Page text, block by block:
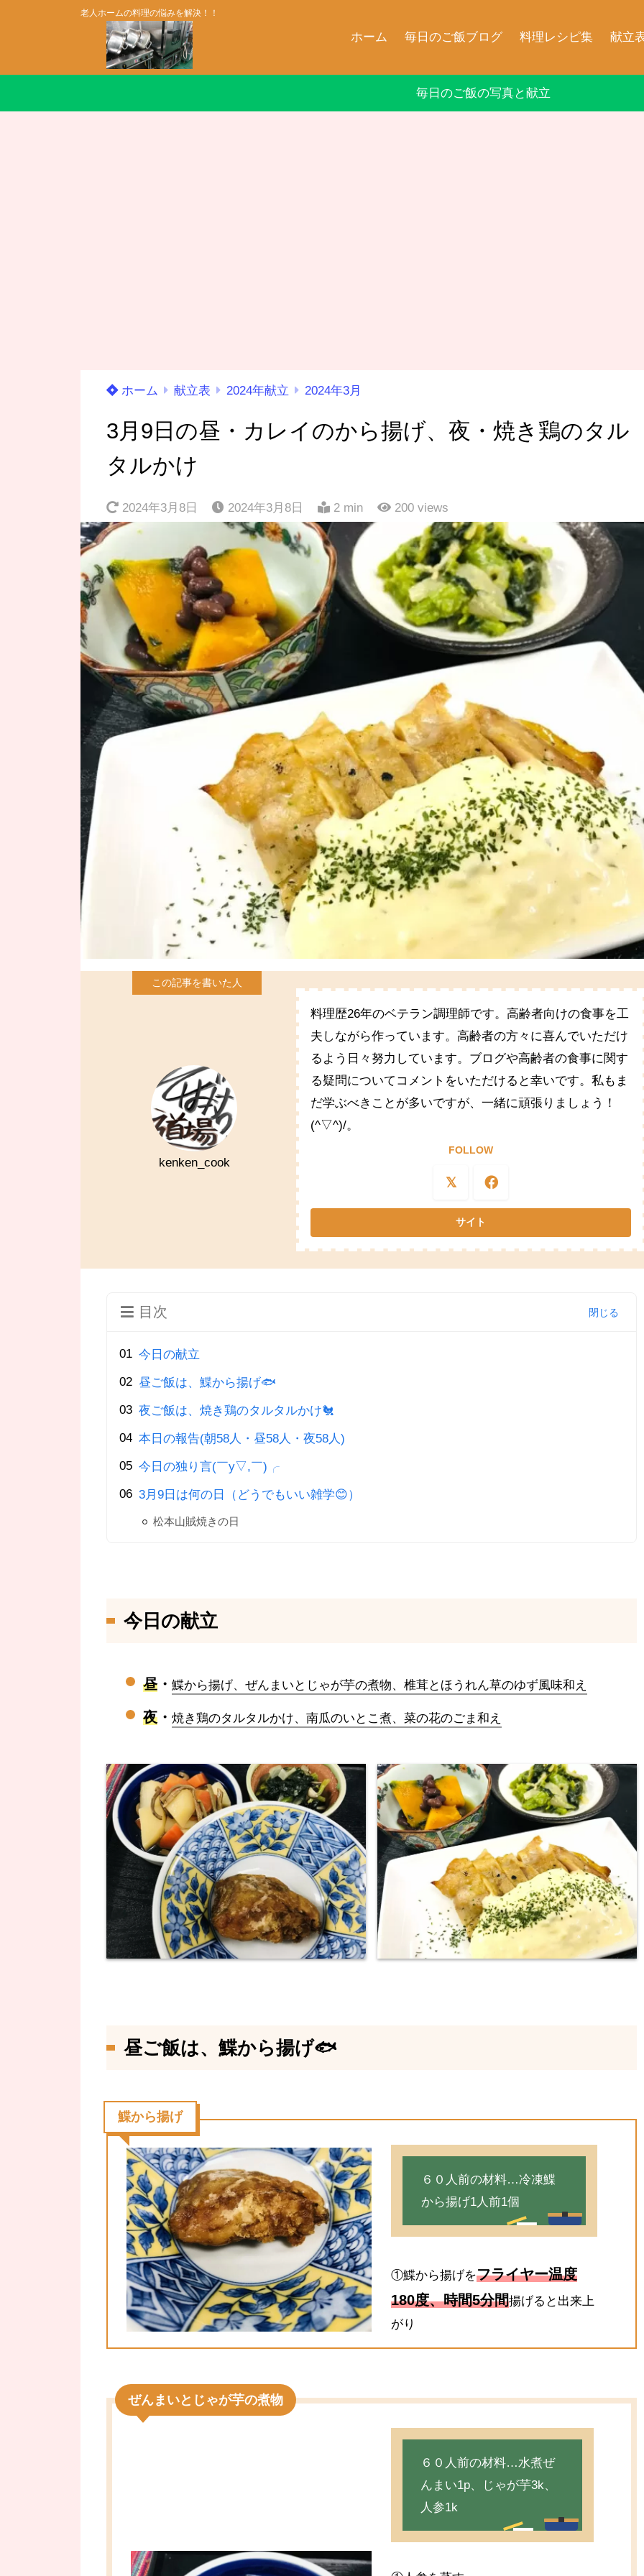
老人ホームの料理の悩みを解決！！
ホーム 毎日のご飯ブログ 料理レシピ集 献立
毎日のご飯の写真と献立
ホーム 献立表 2024年献立 2024年3月
3月9日の昼・カレイのから揚げ、夜・焼き鶏のタル
タルかけ
2024年3月8日 2024年3月8日 2 min 200 views
kenken_cook
料理歴26年のベテラン調理師です。高齢者向けの食事を工
夫しながら作っています。高齢者の方々に喜んでいただけ
るよう日々努力しています。ブログや高齢者の食事に関す
る疑問についてコメントをいただけると幸いです。私もま
だ学ぶべきことが多いですが、一緒に頑張りましょう！
(^▽^)/。
FOLLOW
目次
今日の献立
昼ご飯は、鰈から揚げ🐟
夜ご飯は、焼き鶏のタルタルかけ🐔
本日の報告(朝58人・昼58人・夜58人)
今日の独り言(￣y▽,￣)╭
3月9日は何の日（どうでもいい雑学😊）
松本山賊焼きの日
今日の献立
昼・ 鰈から揚げ、ぜんまいとじゃが芋の煮物、椎茸とほうれん草のゆず風味和え
夜 ・ 焼き鶏のタルタルかけ、南瓜のいとこ煮、菜の花のごま和え
昼ご飯は、鰈から揚げ🐟
鰈から揚げ
６０人前の材料…冷凍鰈
から揚げ1人前1個
①鰈から揚げをフライヤー温度
180度、時間5分間揚げると出来上
がり
ぜんまいとじゃが芋の煮物
６０人前の材料…水煮ぜ
んまい1p、じゃが芋3k、
人参1k